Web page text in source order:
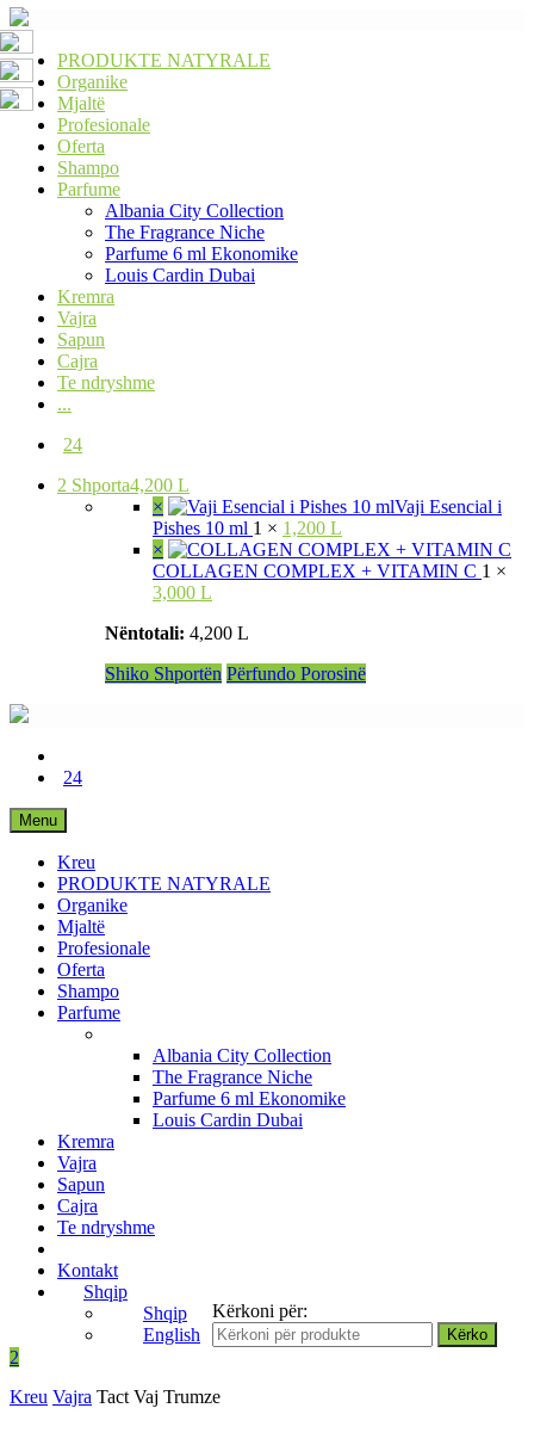
PRODUKTE NATYRALE
Organike
Mjaltë
Profesionale
Oferta
Shampo
Parfume
Albania City Collection
The Fragrance Niche
Parfume 6 ml Ekonomike
Louis Cardin Dubai
Kremra
Vajra
Sapun
Cajra
Te ndryshme
...
24
2 Shporta4,200 L
×
Vaji Esencial i
Pishes 10 ml 1 × 1,200 L
×
COLLAGEN COMPLEX + VITAMIN C 1 ×
3,000 L
Nëntotali: 4,200 L
Shiko Shportën Përfundo Porosinë
24
Menu
Kreu
PRODUKTE NATYRALE
Organike
Mjaltë
Profesionale
Oferta
Shampo
Parfume
Albania City Collection
The Fragrance Niche
Parfume 6 ml Ekonomike
Louis Cardin Dubai
Kremra
Vajra
Sapun
Cajra
Te ndryshme
Kontakt
Shqip
Shqip
English
Kërkoni për:
2
Kreu Vajra Tact Vaj Trumze